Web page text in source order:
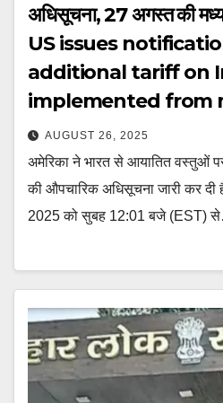
अधिसूचना, 27 अगस्त की
US issues
additional tariff on
implemented from
August ntc
AUGUST 26, 2025
अमेरिका ने भारत से आयातित वस्तुओं
की औपचारिक अधिसूचना जारी कर
2025 को सुबह 12:01 बजे (EST)